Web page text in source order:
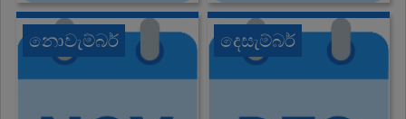
නොවැම්බර් දෙසැම්බර්